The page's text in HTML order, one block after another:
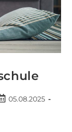
05.08.2025